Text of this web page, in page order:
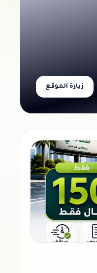
زيارة الموقع